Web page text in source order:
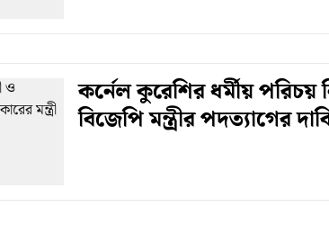
কর্নেল কুরেশির ধর্মীয়
বিজেপি মন্ত্রীর পদত্যাগের